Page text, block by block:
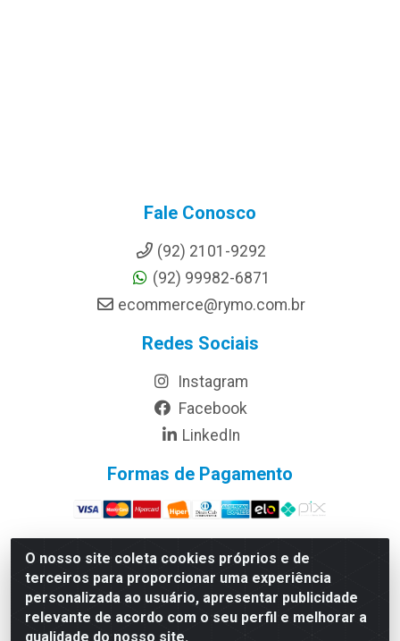
O nosso site coleta cookies próprios e de
terceiros para proporcionar uma experiência
personalizada ao usuário, apresentar publicidade
relevante de acordo com o seu perfil e melhorar a
qualidade do nosso site.
Fale Conosco
(92) 2101-9292
(92) 99982-6871
ecommerce@rymo.com.br
Redes Sociais
Instagram
Facebook
LinkedIn
Formas de Pagamento
Rymo Imagem e Produtos Gráficos da Amazonia LTDA -
Av. Ajuricaba, 379 - Cachoeirinha, Manaus/AM - CEP
69065-110 - CNPJ 14.220.230.0001-70